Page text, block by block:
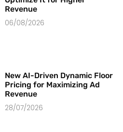
Revenue
06/08/2026
New AI-Driven Dynamic Floor
Pricing for Maximizing Ad
Revenue
28/07/2026